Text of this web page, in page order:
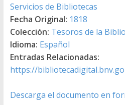
Servicios de Bibliotecas
Fecha Original: 1818
Colección: Tesoros de la
Idioma: Español
Entradas Relacionadas:
https://
Descarga el documento en